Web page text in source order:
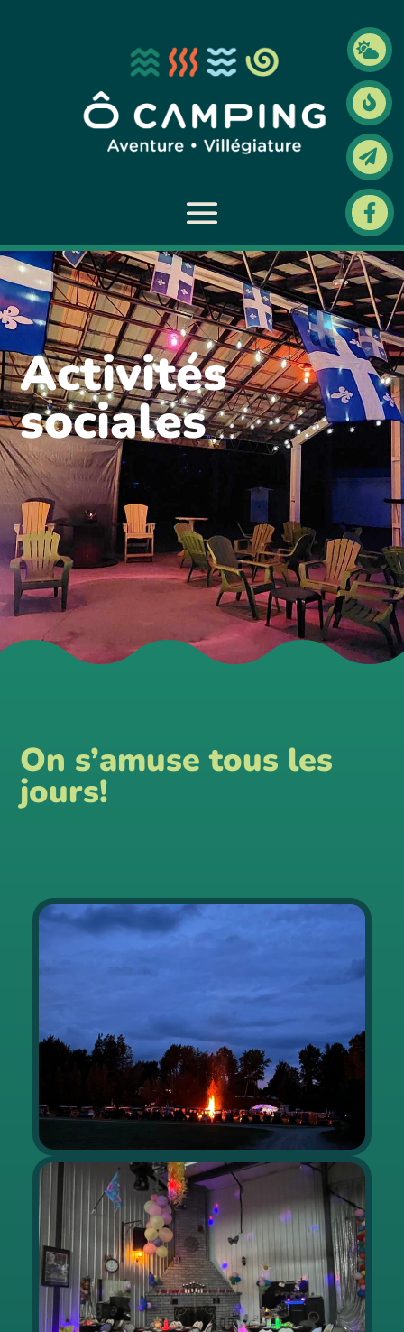




Activités
sociales
On s’amuse tous les
jours!